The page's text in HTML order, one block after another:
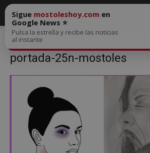
Inicio Móstoles conmemora los derechos de la
25n-mostoles
portada-25n-mostoles
Sigue mostoleshoy.com en
Google News ⭐
Pulsa la estrella y recibe las noticias
al instante